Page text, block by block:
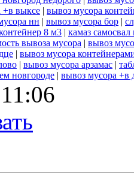
+в выксе | вывоз мусора
нн | вывоз мусора бор |
8 м3 | камаз
вывоза мусора | вывоз
| вывоз мусора
| вывоз мусора арзамас |
новгороде | вывоз мусора +в